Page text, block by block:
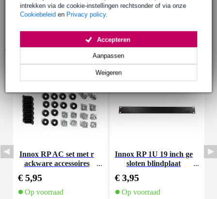
intrekken via de cookie-instellingen rechtsonder of via onze
Cookiebeleid en Privacy policy.
Weigeren
Aanpassen
Accepteren
Accessoires (7)
Innox RP AC set met r
ackware accessoires
€ 5,95
Op voorraad
Innox RP 1U 19 inch ge
sloten blindplaat
€ 3,95
Op voorraad